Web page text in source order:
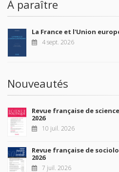
À paraître
La France et l'Union
4 sept. 2026
Nouveautés
Revue française de
2026
10 juil. 2026
Revue française de
2026
7 juil. 2026